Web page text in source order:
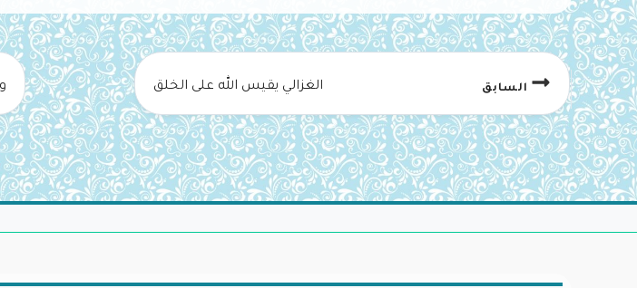
السابق الغزالي يقيس الله على الخلق